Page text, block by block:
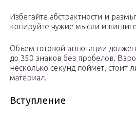
Избегайте абстрактности и
копируйте чужие мысли и
Объем готовой аннотации должен
до 350 знаков без пробелов.
несколько секунд поймет, стоит
материал.
Вступление